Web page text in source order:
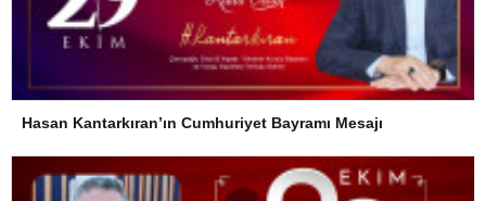
Hasan Kantarkıran’ın Cumhuriyet Bayramı Mesajı